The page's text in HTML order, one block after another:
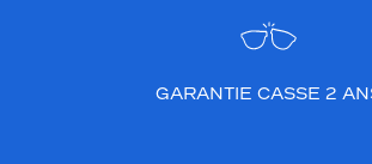
GARANTIE CASSE 2